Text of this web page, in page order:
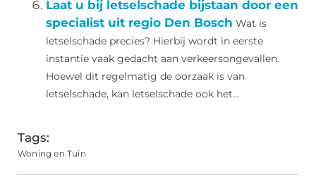
Laat u bij letselschade bijstaan door een
specialist uit regio Den Bosch Wat is
letselschade precies? Hierbij wordt in eerste
instantie vaak gedacht aan verkeersongevallen.
Hoewel dit regelmatig de oorzaak is van
letselschade, kan letselschade ook het...
Tags:
Woning en Tuin